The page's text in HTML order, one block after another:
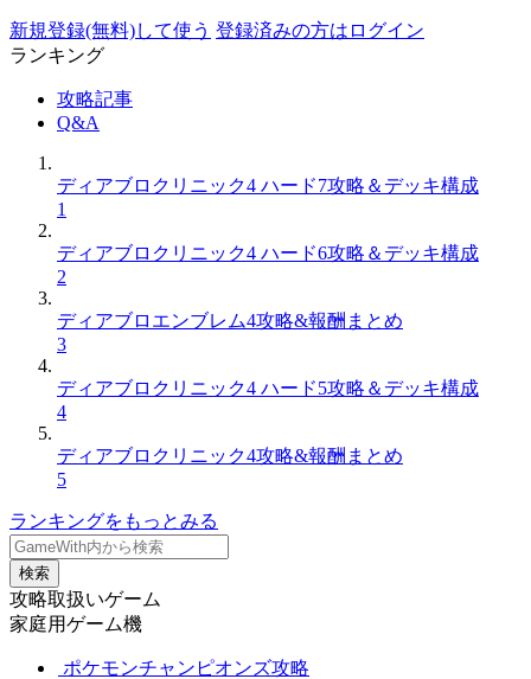
新規登録(無料)して使う 登録済みの方はログイン
ランキング
攻略記事
Q&A
ディアブロクリニック4 ハード7攻略＆デッキ構成
1
ディアブロクリニック4 ハード6攻略＆デッキ構成
2
ディアブロエンブレム4攻略&報酬まとめ
3
ディアブロクリニック4 ハード5攻略＆デッキ構成
4
ディアブロクリニック4攻略&報酬まとめ
5
ランキングをもっとみる
検索
攻略取扱いゲーム
家庭用ゲーム機
ポケモンチャンピオンズ攻略